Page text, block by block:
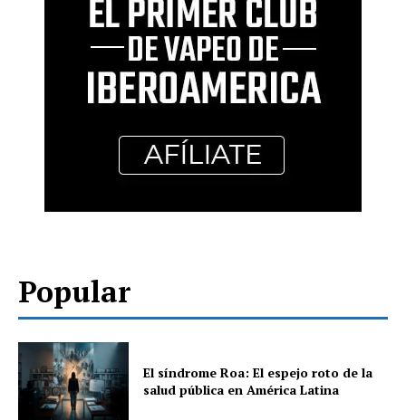
Popular
El síndrome Roa: El espejo roto de la
salud pública en América Latina